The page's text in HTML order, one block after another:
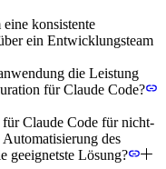
konsistente
ein Entwicklungsteam
die Leistung
für Claude Code?
Claude Code für nicht-
des
geeignetste Lösung?